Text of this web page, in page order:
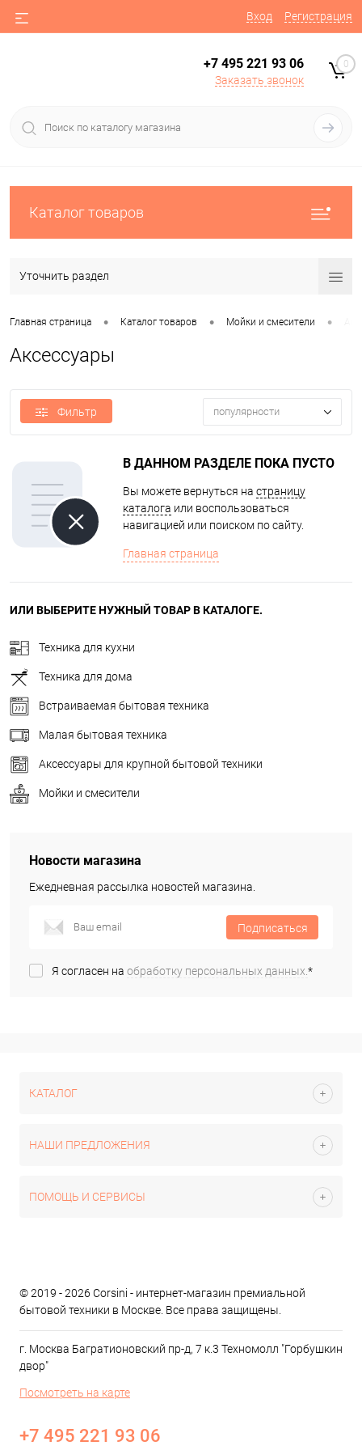
Вход Регистрация
+7 495 221 93 06
Заказать звонок
0
Каталог товаров
Уточнить раздел
Главная страница • Каталог товаров • Мойки и смесители •
Аксессуары
Фильтр популярности
В ДАННОМ РАЗДЕЛЕ ПОКА ПУСТО
Вы можете вернуться на страницу
каталога или воспользоваться
навигацией или поиском по сайту.
Главная страница
ИЛИ ВЫБЕРИТЕ НУЖНЫЙ ТОВАР В КАТАЛОГЕ.
Техника для кухни
Техника для дома
Встраиваемая бытовая техника
Малая бытовая техника
Аксессуары для крупной бытовой техники
Мойки и смесители
Новости магазина
Ежедневная рассылка новостей магазина.
Подписаться
Я согласен на обработку персональных данных.*
КАТАЛОГ
НАШИ ПРЕДЛОЖЕНИЯ
ПОМОЩЬ И СЕРВИСЫ
© 2019 - 2026 Corsini - интернет-магазин премиальной
бытовой техники в Москве. Все права защищены.
г. Москва Багратионовский пр-д, 7 к.3 Техномолл "Горбушкин
двор"
Посмотреть на карте
+7 495 221 93 06